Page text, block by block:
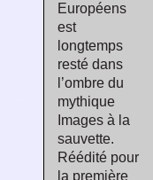
Européens
est
longtemps
resté dans
l’ombre du
mythique
Images à la
sauvette.
Réédité pour
la première